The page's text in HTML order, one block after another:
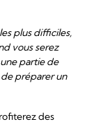
plus difficiles,
vous serez
partie de
préparer un
des